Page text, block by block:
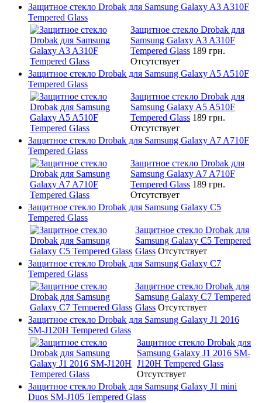
Защитное стекло Drobak для Samsung Galaxy A3 A310F
Tempered Glass
Защитное стекло Drobak для
Samsung Galaxy A3 A310F
Tempered Glass 189 грн.
Отсутствует
Защитное стекло Drobak для Samsung Galaxy A5 A510F
Tempered Glass
Защитное стекло Drobak для
Samsung Galaxy A5 A510F
Tempered Glass 189 грн.
Отсутствует
Защитное стекло Drobak для Samsung Galaxy A7 A710F
Tempered Glass
Защитное стекло Drobak для
Samsung Galaxy A7 A710F
Tempered Glass 189 грн.
Отсутствует
Защитное стекло Drobak для Samsung Galaxy C5
Tempered Glass
Защитное стекло Drobak для
Samsung Galaxy C5 Tempered
Glass Отсутствует
Защитное стекло Drobak для Samsung Galaxy C7
Tempered Glass
Защитное стекло Drobak для
Samsung Galaxy C7 Tempered
Glass Отсутствует
Защитное стекло Drobak для Samsung Galaxy J1 2016
SM-J120H Tempered Glass
Защитное стекло Drobak для
Samsung Galaxy J1 2016 SM-
J120H Tempered Glass
Отсутствует
Защитное стекло Drobak для Samsung Galaxy J1 mini
Duos SM-J105 Tempered Glass